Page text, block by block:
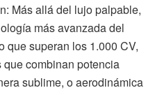
Más allá del lujo palpable,
más avanzada del
que superan los 1.000 CV,
combinan potencia
sublime, o aerodinámica